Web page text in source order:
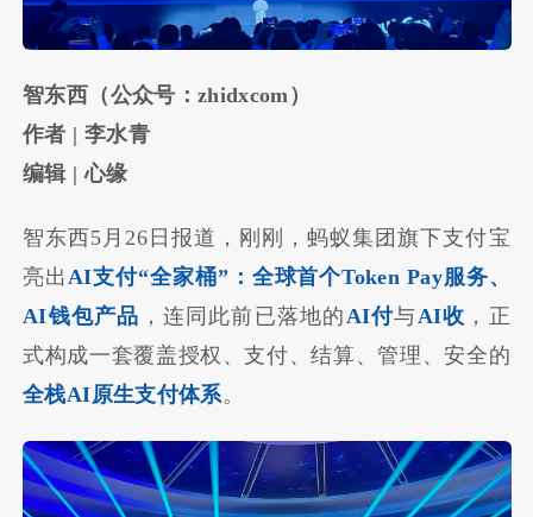
智东西（公众号：zhidxcom）
作者 | 李水青
编辑 | 心缘
智东西5月26日报道，刚刚，蚂蚁集团旗下支付宝
亮出AI支付“全家桶”：全球首个Token Pay服务、
AI钱包产品 ，连同此前已落地的AI付与AI收 ，正
式构成一套覆盖授权、支付、结算、管理、安全的
全栈AI原生支付体系。